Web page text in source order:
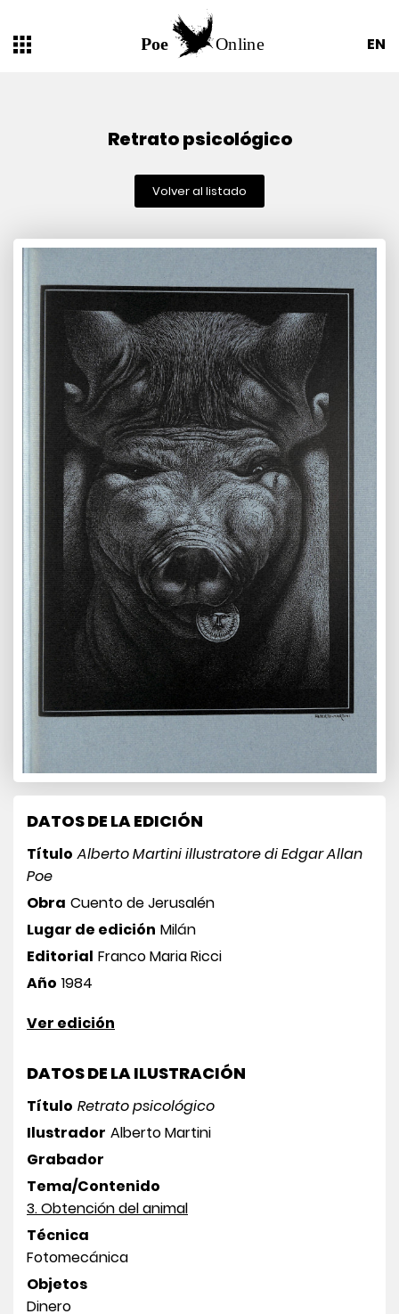
EN
Retrato psicológico
Volver al listado
DATOS DE LA EDICIÓN
Título Alberto Martini illustratore di Edgar Allan
Poe
Obra Cuento de Jerusalén
Lugar de edición Milán
Editorial Franco Maria Ricci
Año 1984
Ver edición
DATOS DE LA ILUSTRACIÓN
Título Retrato psicológico
Ilustrador Alberto Martini
Grabador
Tema/Contenido
3. Obtención del animal
Técnica
Fotomecánica
Objetos
Dinero